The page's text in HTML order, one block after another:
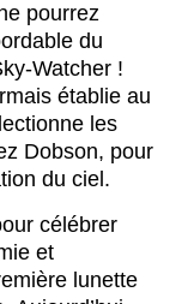
pourrez
du
Watcher !
établie au
les
Dobson, pour
du ciel.
célébrer
et
lunette